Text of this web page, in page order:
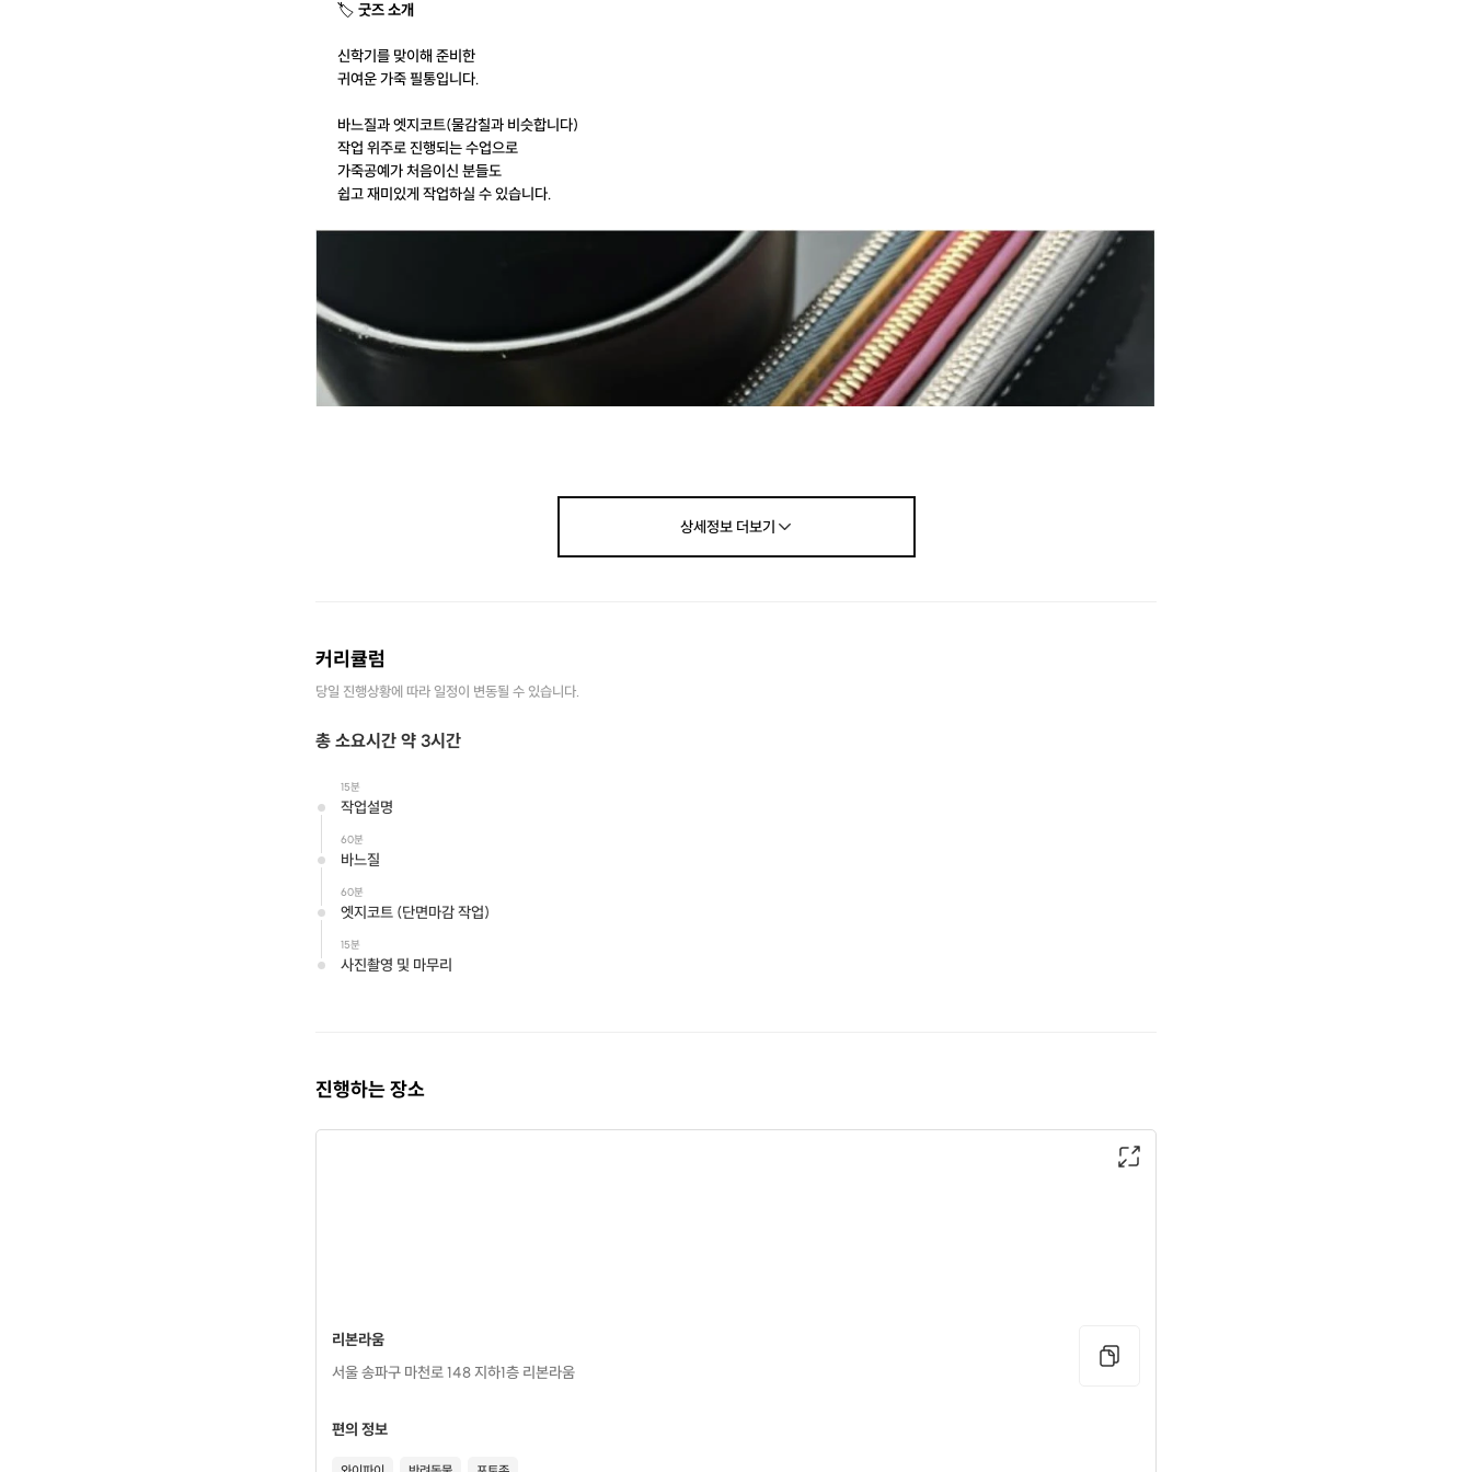
🏷 굿즈 소개
신학기를 맞이해 준비한
귀여운 가죽 필통입니다.
바느질과 엣지코트(물감칠과 비슷합니다)
작업 위주로 진행되는 수업으로
가죽공예가 처음이신 분들도
쉽고 재미있게 작업하실 수 있습니다.
상세정보더보기
커리큘럼
당일 진행상황에 따라 일정이 변동될 수 있습니다.
총 소요시간 약 3시간
15분
작업설명
60분
바느질
60분
엣지코트 (단면마감 작업)
15분
사진촬영 및 마무리
진행하는 장소
리본라움
서울 송파구 마천로 148 지하1층 리본라움
편의 정보